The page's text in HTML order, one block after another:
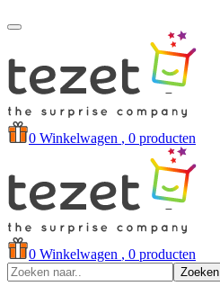
0 Winkelwagen , 0 producten
0 Winkelwagen , 0 producten
Zoeken